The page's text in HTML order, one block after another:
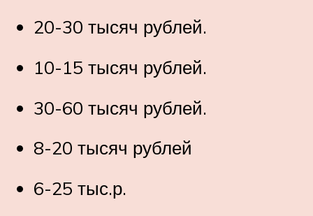
20-30 тысяч рублей.
10-15 тысяч рублей.
30-60 тысяч рублей.
8-20 тысяч рублей
6-25 тыс.р.